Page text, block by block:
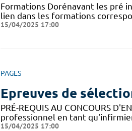
Formations Dorénavant les pré
lien dans les formations
15/04/2025 17:00
PAGES
Epreuves de
PRÉ-REQUIS AU CONCOURS
professionnel en tant
15/04/2025 17:00